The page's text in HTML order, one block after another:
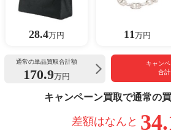
28.4万円 11万円
通常の単品買取合計額
170.9万円
キャン
合
キャンペーン買取で通常の
差額はなんと